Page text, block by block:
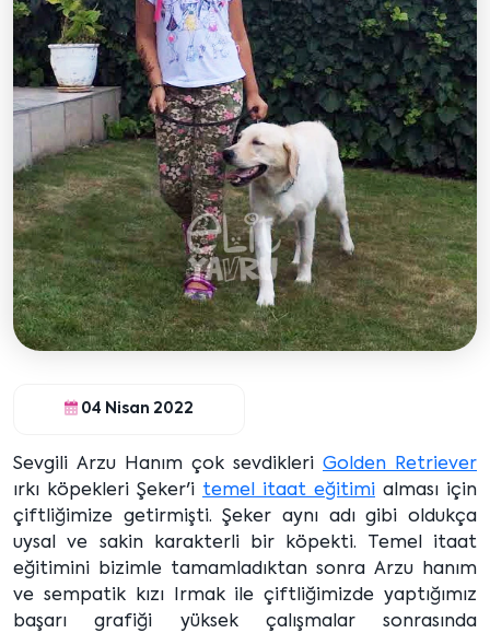
04 Nisan 2022
Sevgili Arzu Hanım çok sevdikleri Golden Retriever
ırkı köpekleri Şeker'i temel itaat eğitimi alması için
çiftliğimize getirmişti. Şeker aynı adı gibi oldukça
uysal ve sakin karakterli bir köpekti. Temel itaat
eğitimini bizimle tamamladıktan sonra Arzu hanım
ve sempatik kızı Irmak ile çiftliğimizde yaptığımız
başarı grafiği yüksek çalışmalar sonrasında